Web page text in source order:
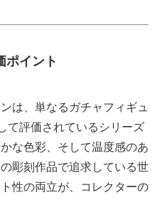
ポイント
は、単なるガチャフィギュ
て評価されているシリーズ
な色彩、そして温度感のあ
彫刻作品で追求している世
性の両立が、コレクターの